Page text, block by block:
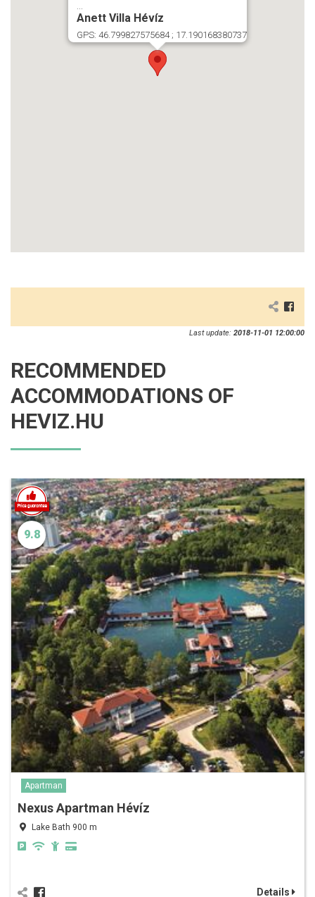
...
Anett Villa Hévíz
GPS: 46.799827575684 ; 17.190168380737
Last update: 2018-11-01 12:00:00
RECOMMENDED
ACCOMMODATIONS OF
HEVIZ.HU
9.8
Apartman
Nexus Apartman Hévíz
Lake Bath 900 m
Details